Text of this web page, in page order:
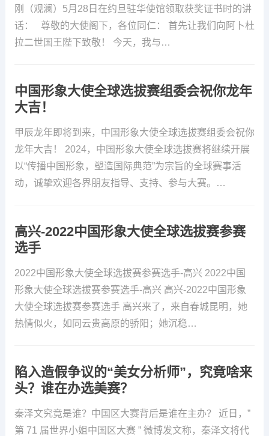
刚（观澜）5月28日在约旦驻华使馆领取获奖证书时的讲
话： 尊敬的大使阁下，各位同仁： 首先让我们向阿卜杜
拉二世国王陛下致敬！ 今天，我与…
中国形象大使全球选拔赛组委会祝你龙年
大吉​！
甲辰龙年即将到来，中国形象大使全球选拔赛组委会祝你
龙年大吉​！ 2024，中国形象大使全球选拔赛将继续开展
以“传播中国形象，塑造国际典范”为宗旨的全球赛事活
动，诚挚欢迎各界朋友指导、支持、参与​大赛。…
高兴-2022中国形象大使全球选拔赛参赛
选手
2022中国形象大使全球选拔赛参赛选手-高兴 2022中国
形象大使全球选拔赛参赛选手-高兴 高兴-2022中国形象
大使全球选拔赛参赛选手 高兴来了，来自春城昆明，她
热情似火，如同云贵高原的骄阳；她沉稳…
陷入造假争议的“美女分析师”，究竟啥来
头？谁在办选美赛？
秦泽文究竟是谁？中国区大赛背后是谁在主办？ 近日，”
第 71 届世界小姐中国区大赛 ” 微博发文称，秦泽文将代